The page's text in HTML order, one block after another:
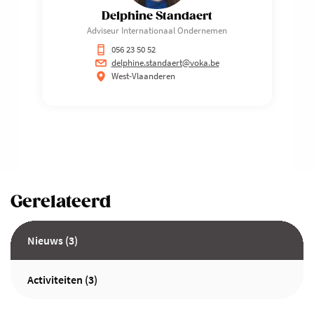
Delphine Standaert
Adviseur Internationaal Ondernemen
056 23 50 52
delphine.standaert@voka.be
West-Vlaanderen
Gerelateerd
Nieuws (3)
Activiteiten (3)